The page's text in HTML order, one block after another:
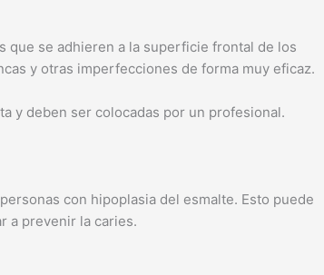
que se adhieren a la superficie frontal de los
y otras imperfecciones de forma muy eficaz.
y deben ser colocadas por un profesional.
con hipoplasia del esmalte. Esto puede
a prevenir la caries.